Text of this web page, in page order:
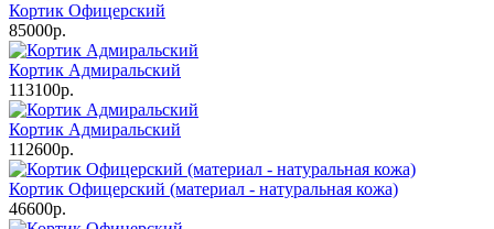
Кортик Офицерский
85000р.
Кортик Адмиральский
113100р.
Кортик Адмиральский
112600р.
Кортик Офицерский (материал - натуральная кожа)
46600р.